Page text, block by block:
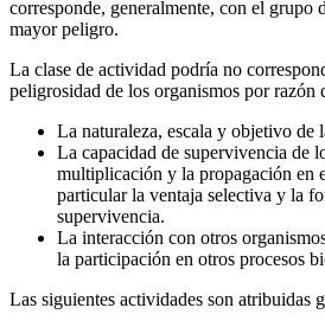
corresponde, generalmente, con el grupo
mayor peligro.
La clase de actividad podría no
peligrosidad de los organismos por razón
La naturaleza, escala y objetivo de
La capacidad de supervivencia de
multiplicación y la propagación en
particular la ventaja selectiva y la
supervivencia.
La interacción con otros
la participación en otros procesos
Las siguientes actividades son atribuidas